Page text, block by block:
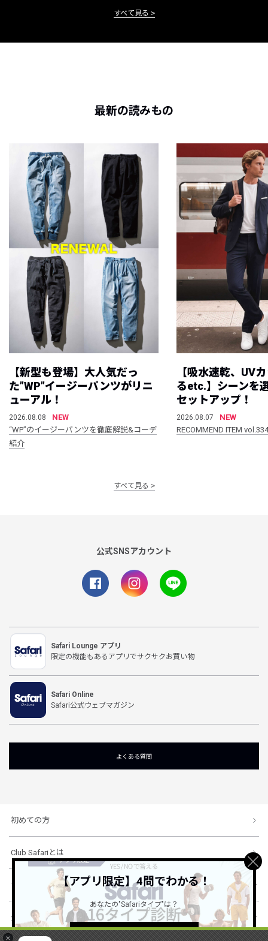
×
すべて見る
最新の読みもの
【新型も登場】大人気だっ
た”WP”イージーパンツがリニ
ューアル！
2026.08.08
NEW
“WP”のイージーパンツを徹底解説&コーデ
紹介
【吸水速乾、UV
るetc.】シーンを
セットアップ！
2026.08.07
NEW
RECOMMEND ITEM vol.334
すべて見る
公式SNSアカウント
Safari Lounge アプリ
限定の機能もあるアプリでサクサクお買い物
Safari Online
Safari公式ウェブマガジン
よくある質問
初めての方
Club Safariとは
ショッピングガイド
会社概要・規約
【アプリ限定】4問でわかる！
あなたの"Safariタイプ"は？
詳しくはこちら ＞